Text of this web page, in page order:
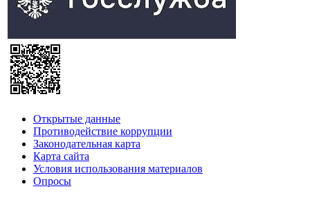
Открытые данные
Противодействие коррупции
Законодательная карта
Карта сайта
Условия использования материалов
Опросы